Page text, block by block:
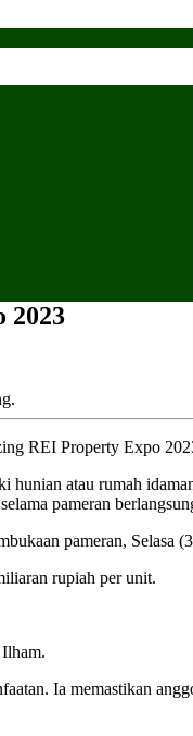
2023
REI Property Expo
hunian atau rumah
pameran
pameran, Selasa
rupiah per unit.
Ia memastikan